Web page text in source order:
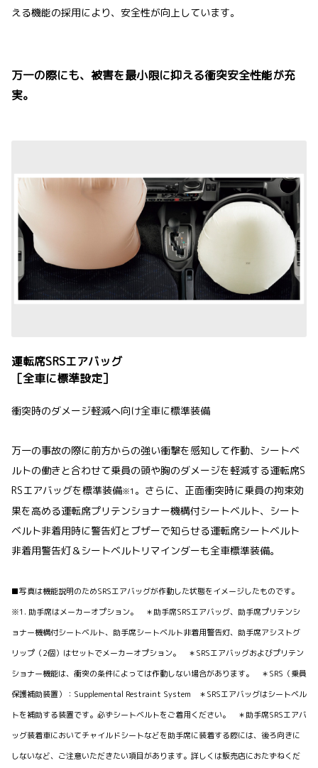
える機能の採用により、安全性が向上しています。
万一の際にも、被害を最小限に抑える衝突安全性能が充
実。
運転席SRSエアバッグ
［全車に標準設定］
衝突時のダメージ軽減へ向け全車に標準装備
万一の事故の際に前方からの強い衝撃を感知して作動、シートベ
ルトの働きと合わせて乗員の頭や胸のダメージを軽減する運転席S
RSエアバッグを標準装備※1 。さらに、正面衝突時に乗員の拘束効
果を高める運転席プリテンショナー機構付シートベルト、シート
ベルト非着用時に警告灯とブザーで知らせる運転席シートベルト
非着用警告灯＆シートベルトリマインダーも全車標準装備。
■写真は機能説明のためSRSエアバッグが作動した状態をイメージしたものです。
※1. 助手席はメーカーオプション。 ＊助手席SRSエアバッグ、助手席プリテンシ
ョナー機構付シートベルト、助手席シートベルト非着用警告灯、助手席アシストグ
リップ（2個）はセットでメーカーオプション。 ＊SRSエアバッグおよびプリテン
ショナー機能は、衝突の条件によっては作動しない場合があります。 ＊SRS（乗員
保護補助装置）：Supplemental Restraint System ＊SRSエアバッグはシートベル
トを補助する装置です。必ずシートベルトをご着用ください。 ＊助手席SRSエアバ
ッグ装着車においてチャイルドシートなどを助手席に装着する際には、後ろ向きに
しないなど、ご注意いただきたい項目があります。詳しくは販売店におたずねくだ